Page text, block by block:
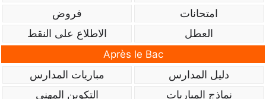
امتحانات
فروض
العطل
الاطلاع على النقط
Après le Bac
دليل المدارس
مباريات المدارس
نماذج المباريات
التكوين المهني